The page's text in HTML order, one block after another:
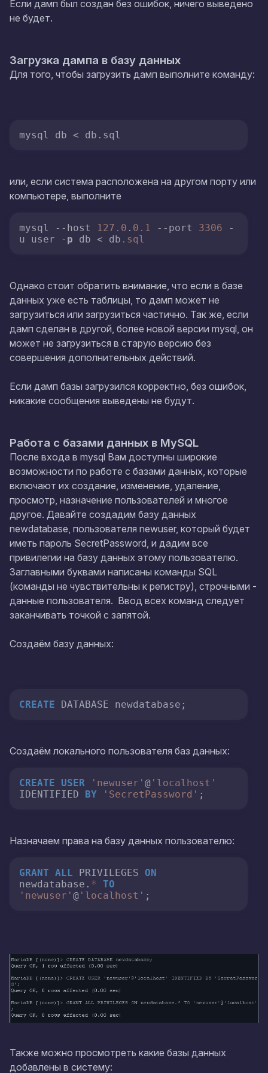
Если дамп был создан без ошибок, ничего выведено
не будет.
Загрузка дампа в базу данных
Для того, чтобы загрузить дамп выполните команду:
mysql db < db.sql
или, если система расположена на другом порту или
компьютере, выполните
mysql --host 127.0 . 0.1 --port 3306 -
u user - p db < db .sql
Однако стоит обратить внимание, что если в базе
данных уже есть таблицы, то дамп может не
загрузиться или загрузиться частично. Так же, если
дамп сделан в другой, более новой версии mysql, он
может не загрузиться в старую версию без
совершения дополнительных действий.
Если дамп базы загрузился корректно, без ошибок,
никакие сообщения выведены не будут.
Работа с базами данных в MySQL
После входа в mysql Вам доступны широкие
возможности по работе с базами данных, которые
включают их создание, изменение, удаление,
просмотр, назначение пользователей и многое
другое. Давайте создадим базу данных
newdatabase, пользователя newuser, который будет
иметь пароль SecretPassword, и дадим все
привилегии на базу данных этому пользователю.
Заглавными буквами написаны команды SQL
(команды не чувствительны к регистру), строчными -
данные пользователя. Ввод всех команд следует
заканчивать точкой с запятой.
Создаём базу данных:
CREATE DATABASE newdatabase;
Создаём локального пользователя баз данных:
CREATE USER 'newuser' @ 'localhost'
IDENTIFIED BY 'SecretPassword' ;
Назначаем права на базу данных пользователю:
GRANT ALL PRIVILEGES ON
newdatabase. *
TO
'newuser' @ 'localhost' ;
Также можно просмотреть какие базы данных
добавлены в систему: